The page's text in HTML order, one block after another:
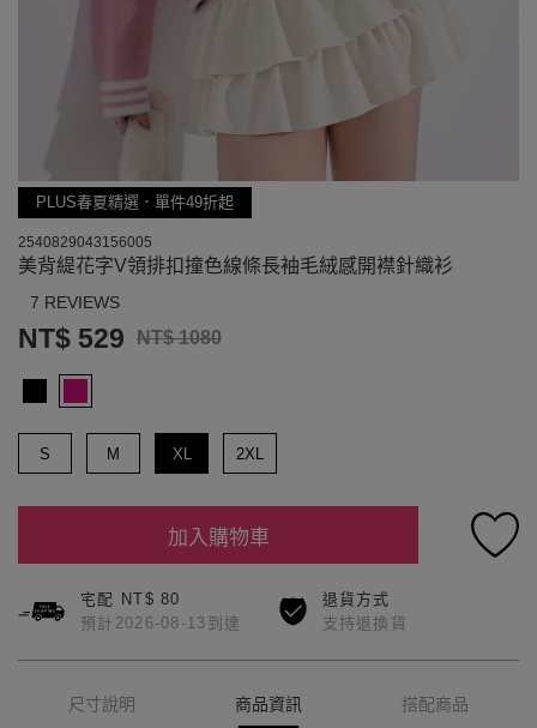
PLUS春夏精選．單件49折起
2540829043156005
美背緹花字V領排扣撞色線條長袖毛絨感開襟針織衫
7 REVIEWS
NT$ 529 NT$ 1080
S M XL 2XL
加入購物車
宅配 NT$ 80
預計2026-08-13到達
退貨方式
支持退換貨
尺寸說明 商品資訊 搭配商品